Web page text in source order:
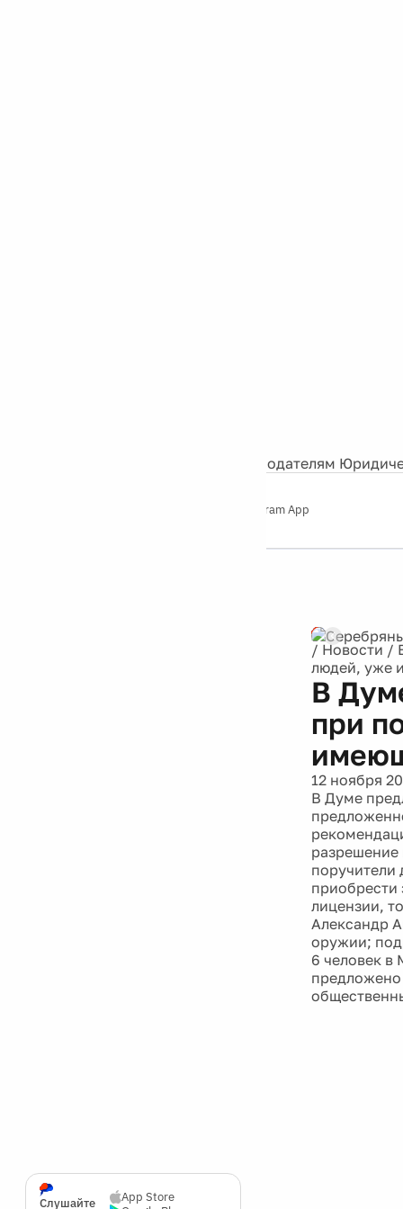
Рекламодателям
Telegram App
Слушайте
App Store
/ Новости /
людей, уже
В
при
12 ноября
В Думе
поручители
приобрести
лицензии,
Александр
оружии;
6 человек в
предложено